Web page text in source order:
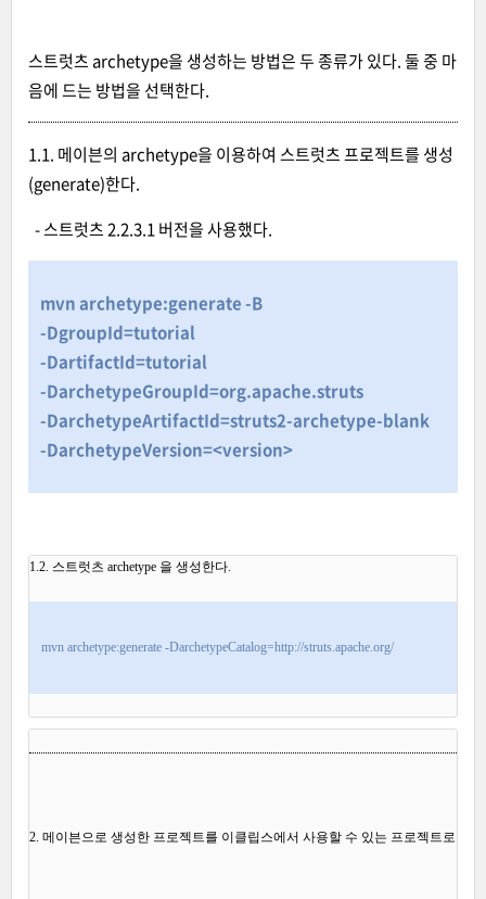
스트럿츠 archetype을 생성하는 방법은 두 종류가 있다. 둘 중 마
음에 드는 방법을 선택한다.
1.1. 메이븐의 archetype을 이용하여 스트럿츠 프로젝트를 생성
(generate)한다.
- 스트럿츠 2.2.3.1 버전을 사용했다.
mvn archetype:generate -B
-DgroupId=tutorial
-DartifactId=tutorial
-DarchetypeGroupId=org.apache.struts
-DarchetypeArtifactId=struts2-archetype-blank
-DarchetypeVersion=<version>
1.2. 스트럿츠 archetype 을 생성한다.
mvn archetype:generate -DarchetypeCatalog=http://struts.apache.org/
2. 메이븐으로 생성한 프로젝트를 이클립스에서 사용할 수 있는 프로젝트로 변